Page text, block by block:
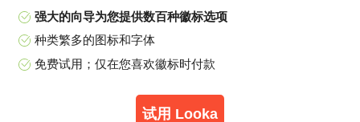
强大的向导为您提供数百种徽标选项
种类繁多的图标和字体
免费试用；仅在您喜欢徽标时付款
试用 Looka